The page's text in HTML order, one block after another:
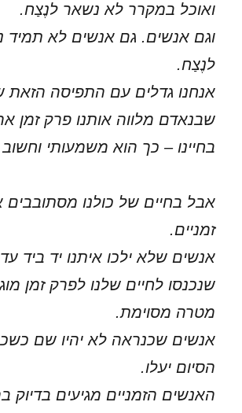
ואוכל במקרר לא נשאר לנֶצַח.
וגם אנשים. גם אנשים לא תמיד
לנֶצַח.
אנחנו גדלים עם התפיסה הזאת
שבנאדם מלווה אותנו פרק זמן
בחיינו – כך הוא משמעותי וחשוב
אבל בחיים של כולנו מסתובבים
זמניים.
אנשים שלא ילכו איתנו יד ביד
שנכנסו לחיים שלנו לפרק זמן
מטרה מסוימת.
אנשים שכנראה לא יהיו שם
הסיום יעלו.
האנשים הזמניים מגיעים בדיוק